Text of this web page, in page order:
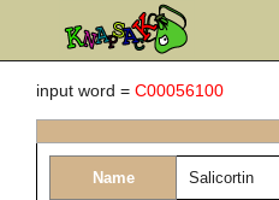
input word = C00056100
Name Salicortin